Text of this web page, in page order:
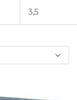
3,5